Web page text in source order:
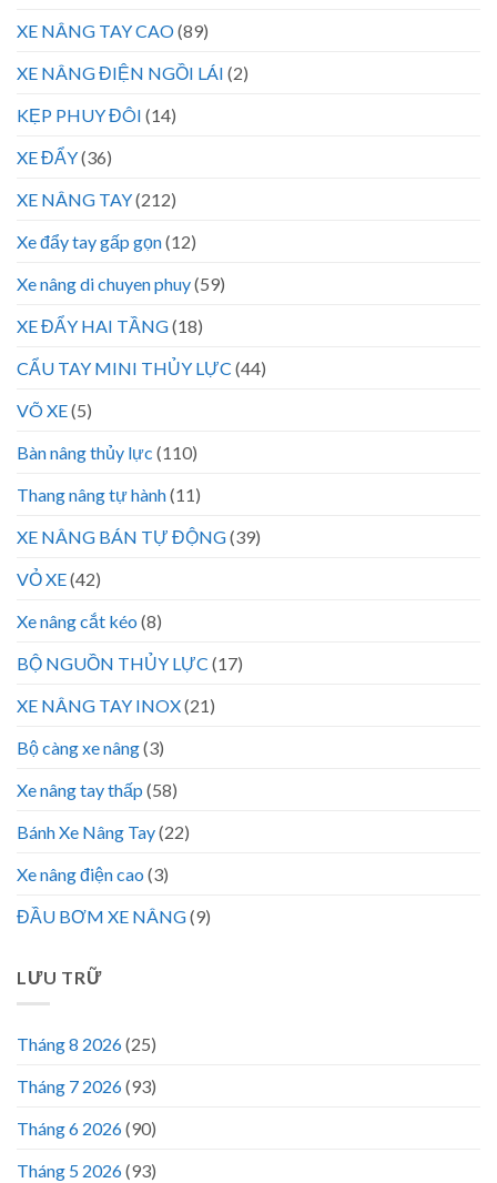
XE NÂNG TAY CAO(89)
XE NÂNG ĐIỆN NGỒI LÁI (2)
KẸP PHUY ĐÔI (14)
XE ĐẨY(36)
XE NÂNG TAY(212)
Xe đẩy tay gấp gọn(12)
Xe nâng di chuyen phuy(59)
XE ĐẨY HAI TẦNG(18)
CẨU TAY MINI THỦY LỰC (44)
VÕ XE(5)
Bàn nâng thủy lực (110)
Thang nâng tự hành(11)
XE NÂNG BÁN TỰ ĐỘNG(39)
VỎ XE(42)
Xe nâng cắt kéo (8)
BỘ NGUỒN THỦY LỰC (17)
XE NÂNG TAY INOX(21)
Bộ càng xe nâng(3)
Xe nâng tay thấp (58)
Bánh Xe Nâng Tay(22)
Xe nâng điện cao (3)
ĐẦU BƠM XE NÂNG(9)
LƯU TRỮ
Tháng 8 2026(25)
Tháng 7 2026(93)
Tháng 6 2026(90)
Tháng 5 2026(93)